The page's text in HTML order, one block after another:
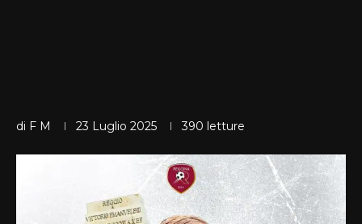
di F M 23 Luglio 2025 390 letture